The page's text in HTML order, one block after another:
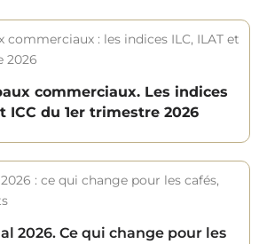
commerciaux. Les indices
ICC du 1er trimestre 2026
2026. Ce qui change pour les